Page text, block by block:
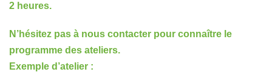
2 heures.
N’hésitez pas à nous contacter pour connaître le
programme des ateliers.
Exemple d’atelier :